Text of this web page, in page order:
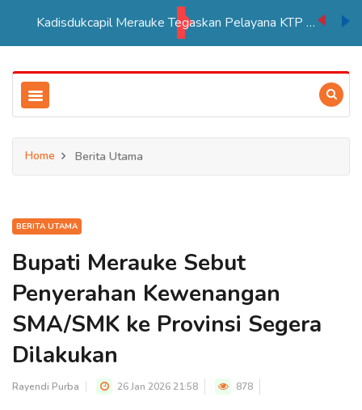
Kadisdukcapil Merauke Tegaskan Pelayana KTP Sesuai SOP
Home Berita Utama
BERITA UTAMA
Bupati Merauke Sebut
Penyerahan Kewenangan
SMA/SMK ke Provinsi Segera
Dilakukan
Rayendi Purba 26 Jan 2026 21:58 878